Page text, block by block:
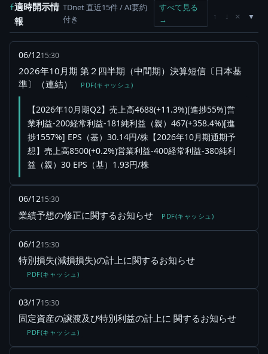
f適時開示情
報
TDnet 直近15件 / AI要約
付き
すべて見る
→
↑ ↓ ×
06/1215:30
2026年10月期 第２四半期（中間期）決算短信〔日本基
準〕（連結）
PDF(キャッシュ)
【2026年10月期Q2】売上高4688(+11.3%)[進捗55%]営
業利益-200経常利益-181純利益（親）467(+358.4%)[進
捗1557%] EPS（基）30.14円/株【2026年10月期通期予
想】売上高8500(+0.2%)営業利益-400経常利益-380純利
益（親）30 EPS（基）1.93円/株
06/1215:30
業績予想の修正に関するお知らせ PDF(キャッシュ)
06/1215:30
特別損失(減損損失)の計上に関するお知らせ
PDF(キャッシュ)
03/1715:30
固定資産の譲渡及び特別利益の計上に 関するお知らせ
PDF(キャッシュ)